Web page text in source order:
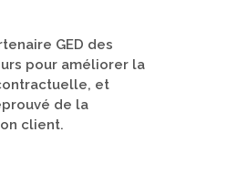
GED des
pour améliorer la
et
de la
client.